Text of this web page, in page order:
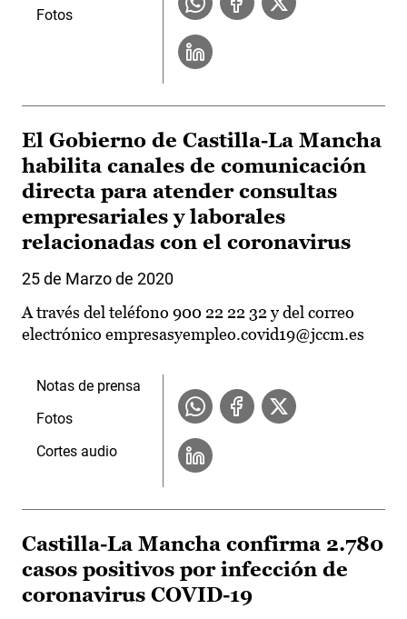
Fotos
El Gobierno de Castilla-La Mancha
habilita canales de comunicación
directa para atender consultas
empresariales y laborales
relacionadas con el coronavirus
25 de Marzo de 2020
A través del teléfono 900 22 22 32 y del correo
electrónico empresasyempleo.covid19@jccm.es
Notas de prensa
Fotos
Cortes audio
Castilla-La Mancha confirma 2.780
casos positivos por infección de
coronavirus COVID-19